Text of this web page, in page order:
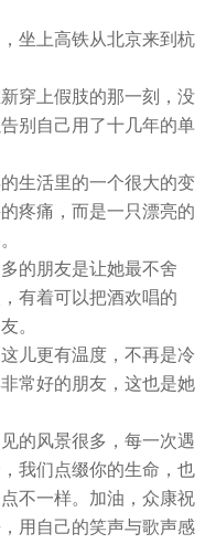
坐上高铁从北京来到杭
穿上假肢的那一刻，没
别自己用了十几年的单
生活里的一个很大的变
疼痛，而是一只漂亮的
的朋友是让她最不舍
有着可以把酒欢唱的
。
儿更有温度，不再是冷
常好的朋友，这也是她
的风景很多，每一次遇
我们点缀你的生命，也
不一样。加油，众康祝
用自己的笑声与歌声感